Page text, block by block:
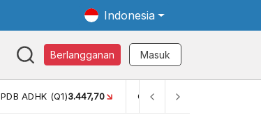
Indonesia
Berlangganan Masuk
PDB ADHK (Q1)3.447,70 GINI RASIO (SEM2)